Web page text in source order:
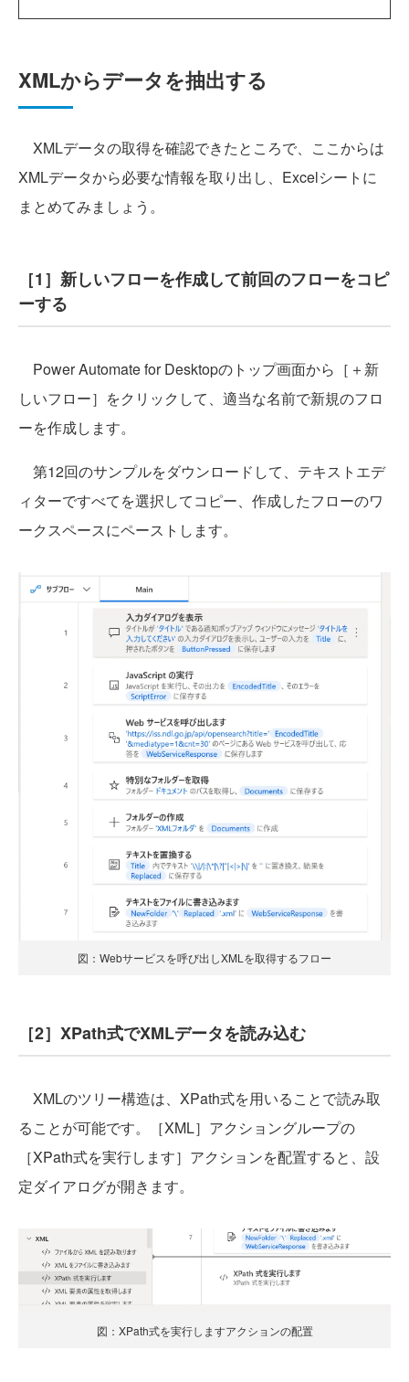
XMLからデータを抽出する
XMLデータの取得を確認できたところで、ここからは
XMLデータから必要な情報を取り出し、Excelシートに
まとめてみましょう。
［1］新しいフローを作成して前回のフローをコピ
ーする
Power Automate for Desktopのトップ画面から［＋新
しいフロー］をクリックして、適当な名前で新規のフロ
ーを作成します。
第12回のサンプルをダウンロードして、テキストエデ
ィターですべてを選択してコピー、作成したフローのワ
ークスペースにペーストします。
図：Webサービスを呼び出しXMLを取得するフロー
［2］XPath式でXMLデータを読み込む
XMLのツリー構造は、XPath式を用いることで読み取
ることが可能です。［XML］アクショングループの
［XPath式を実行します］アクションを配置すると、設
定ダイアログが開きます。
図：XPath式を実行しますアクションの配置